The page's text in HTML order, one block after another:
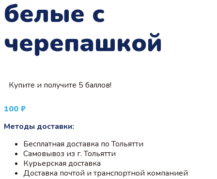
белые с
черепашкой
Купите и получите 5 баллов!
100 ₽
Методы доставки:
Бесплатная доставка по Тольятти
Самовывоз из г. Тольятти
Курьерская доставка
Доставка почтой и транспортной компанией